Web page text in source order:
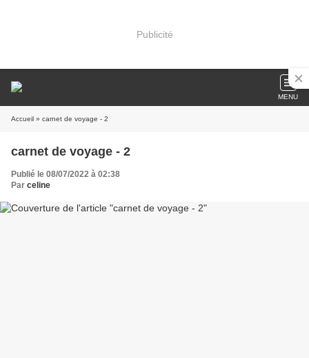
Publicité
MENU
Accueil » carnet de voyage - 2
carnet de voyage - 2
Publié le 08/07/2022 à 02:38
Par celine